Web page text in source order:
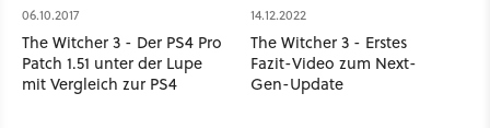
06.10.2017
The Witcher 3 - Der PS4 Pro
Patch 1.51 unter der Lupe
mit Vergleich zur PS4
14.12.2022
The Witcher 3 - Erstes
Fazit-Video zum Next-
Gen-Update